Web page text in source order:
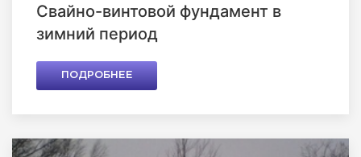
Свайно-винтовой фундамент в
зимний период
ПОДРОБНЕЕ